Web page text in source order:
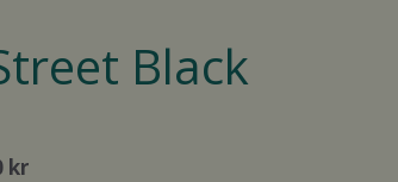
Black
krDet